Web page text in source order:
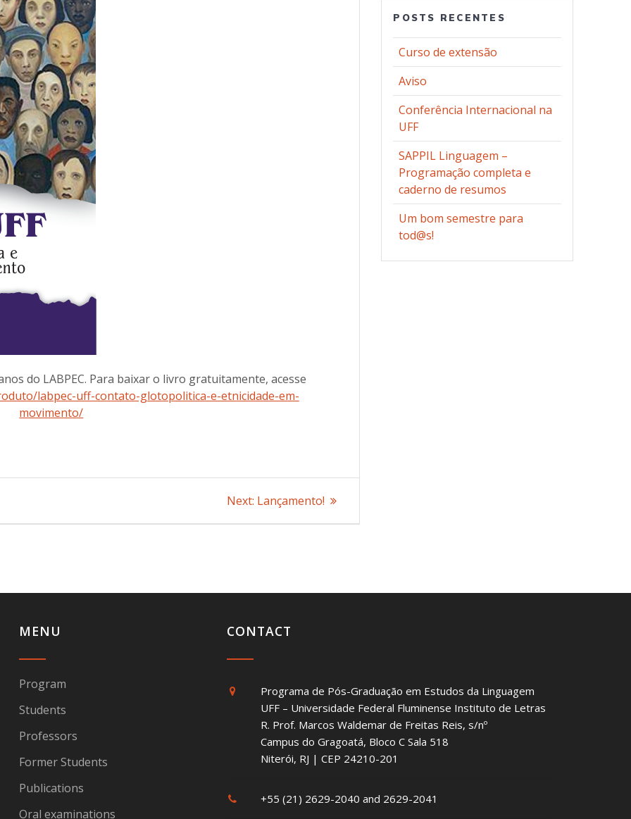
do LABPEC. Para baixar o livro gratuitamente, acesse
labpec-uff-contato-glotopolitica-e-etnicidade-em-
movimento/
Next: Next
Lançamento!
POSTS RECENTES
Curso de extensão
Aviso
Conferência Internacional na
UFF
SAPPIL Linguagem –
Programação completa e
caderno de resumos
Um bom semestre para
tod@s!
MENU
Program
Students
Professors
Former Students
Publications
Oral examinations
CONTACT
Programa de Pós-Graduação em Estudos da Linguagem
UFF – Universidade Federal Fluminense Instituto de Letras
R. Prof. Marcos Waldemar de Freitas Reis, s/nº
Campus do Gragoatá, Bloco C Sala 518
Niterói, RJ | CEP 24210-201
+55 (21) 2629-2040 and 2629-2041